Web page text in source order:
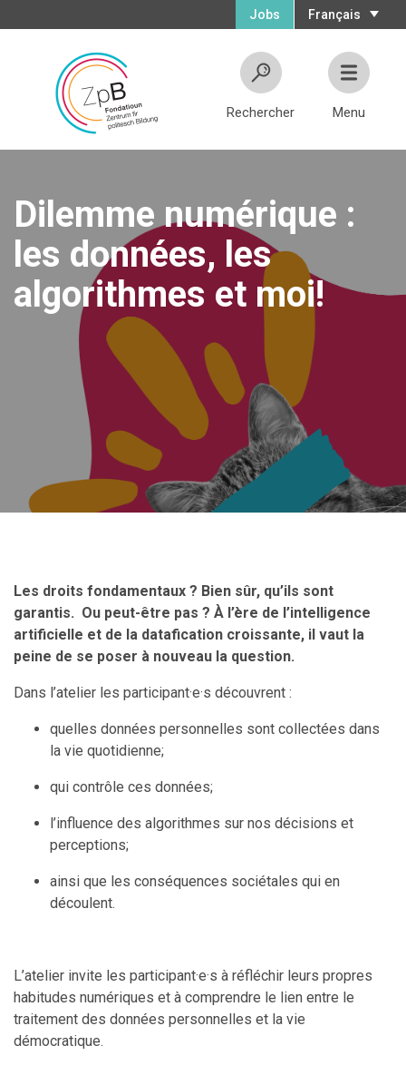
Français
Jobs
Rechercher Menu
Dilemme numérique :
les données, les
algorithmes et moi!
Les droits fondamentaux ? Bien sûr, qu’ils sont
garantis. Ou peut-être pas ? À l’ère de l’intelligence
artificielle et de la datafication croissante, il vaut la
peine de se poser à nouveau la question.
Dans l’atelier les participant·e·s découvrent :
quelles données personnelles sont collectées dans
la vie quotidienne;
qui contrôle ces données;
l’influence des algorithmes sur nos décisions et
perceptions;
ainsi que les conséquences sociétales qui en
découlent.
L’atelier invite les participant·e·s à réfléchir leurs propres
habitudes numériques et à comprendre le lien entre le
traitement des données personnelles et la vie
démocratique.